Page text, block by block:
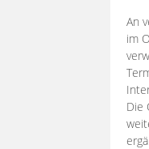
An
im
Die